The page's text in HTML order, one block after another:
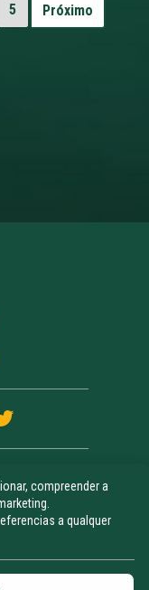
5 Próximo
compreender a
a qualquer